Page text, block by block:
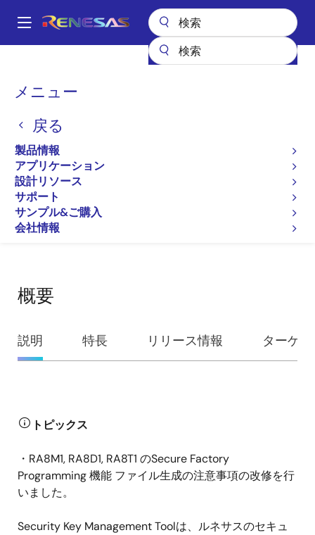
ン
Main
メニュー
戻る
製品情報
アプリケーション
設計リソース
サポート
サンプル&ご購入
会社情報
パ
く
ず
Security Key Management Tool
Security Key Management
Tool
ソリューション・ツールキット
ページセクションへ移動：
概要
概
要
説明 特長 リリース情報 ターゲ
説 トピックス
・RA8M1, RA8D1, RA8T1 のSecure Factory
Programming 機能 ファイル生成の注意事項の改修を行
いました。
Security Key Management Toolは、ルネサスのセキュ